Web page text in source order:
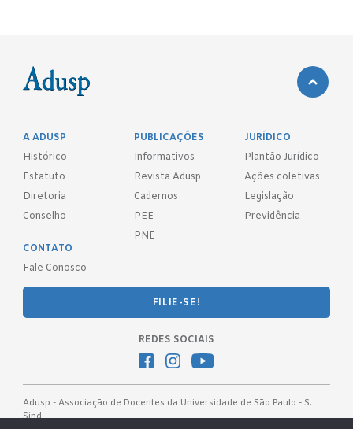
A ADUSP
Histórico
Estatuto
Diretoria
Conselho
PUBLICAÇÕES
Informativos
Revista Adusp
Cadernos
PEE
PNE
JURÍDICO
Plantão Jurídico
Ações coletivas
Legislação
Previdência
CONTATO
Fale Conosco
FILIE-SE!
REDES SOCIAIS
Adusp - Associação de Docentes da Universidade de São Paulo - S.
Sind.